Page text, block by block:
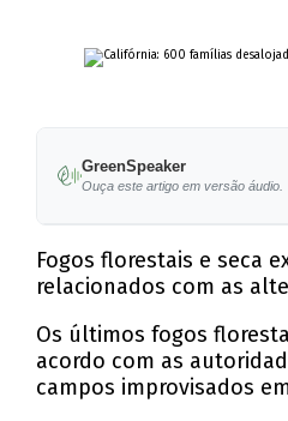
GreenSpeaker
Ouça este artigo em versão áudio.
Fogos florestais e seca
relacionados com as
Os últimos fogos
acordo com as
campos improvisados